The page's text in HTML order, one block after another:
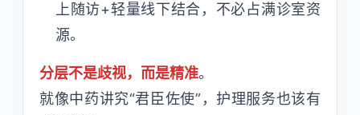
上随访+轻量线下结合，不必占满诊室资
源。
分层不是歧视，而是精准。
就像中药讲究“君臣佐使”，护理服务也该有